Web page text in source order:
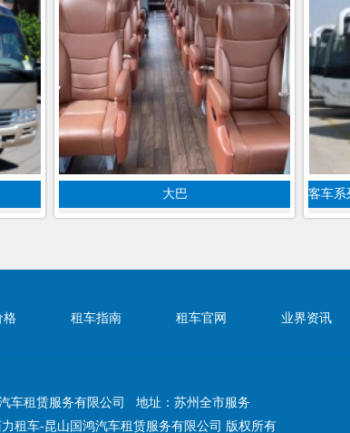
大巴 客车系
格 租车指南 租车官网 业界资讯
车租赁服务有限公司 地址：苏州全市服务
租车-昆山国鸿汽车租赁服务有限公司 版权所有